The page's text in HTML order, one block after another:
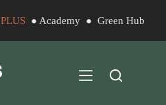
PLUS● Academy● Green Hub